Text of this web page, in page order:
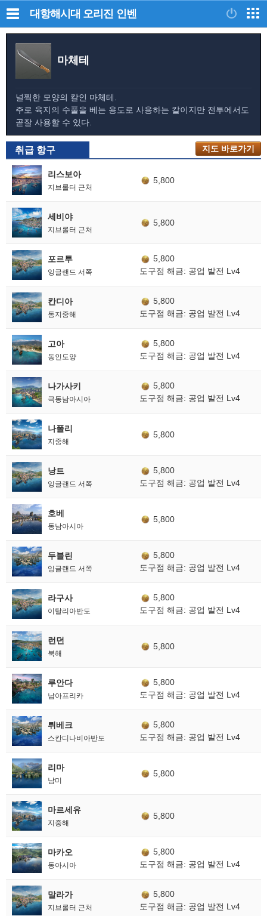
대항해시대 오리진 인벤
마체테
널찍한 모양의 칼인 마체테.
주로 육지의 수풀을 베는 용도로 사용하는 칼이지만 전투에서도
곧잘 사용할 수 있다.
취급 항구 지도 바로가기
리스보아
지브롤터 근처
5,800
세비야
지브롤터 근처
5,800
포르투
잉글랜드 서쪽
5,800
도구점 해금: 공업 발전 Lv4
칸디아
동지중해
5,800
도구점 해금: 공업 발전 Lv4
고아
동인도양
5,800
도구점 해금: 공업 발전 Lv4
나가사키
극동남아시아
5,800
도구점 해금: 공업 발전 Lv4
나폴리
지중해
5,800
낭트
잉글랜드 서쪽
5,800
도구점 해금: 공업 발전 Lv4
호베
동남아시아
5,800
두블린
잉글랜드 서쪽
5,800
도구점 해금: 공업 발전 Lv4
라구사
이탈리아반도
5,800
도구점 해금: 공업 발전 Lv4
런던
북해
5,800
루안다
남아프리카
5,800
도구점 해금: 공업 발전 Lv4
뤼베크
스칸디나비아반도
5,800
도구점 해금: 공업 발전 Lv4
리마
남미
5,800
마르세유
지중해
5,800
마카오
동아시아
5,800
도구점 해금: 공업 발전 Lv4
말라가
지브롤터 근처
5,800
도구점 해금: 공업 발전 Lv4